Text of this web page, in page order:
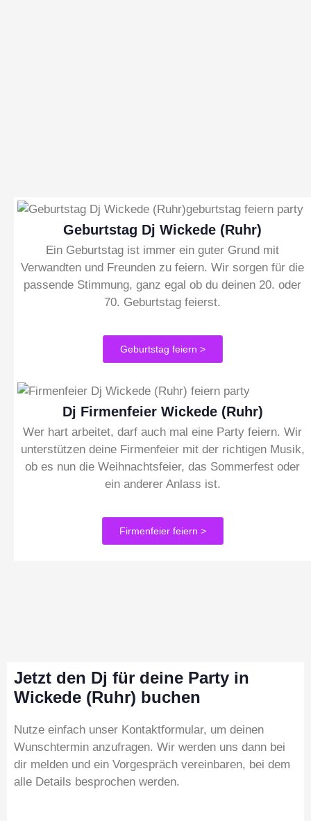
Geburtstag Dj Wickede (Ruhr)
Ein Geburtstag ist immer ein guter Grund mit
Verwandten und Freunden zu feiern. Wir sorgen für die
passende Stimmung, ganz egal ob du deinen 20. oder
70. Geburtstag feierst.
Geburtstag feiern >
Dj Firmenfeier Wickede (Ruhr)
Wer hart arbeitet, darf auch mal eine Party feiern. Wir
unterstützen deine Firmenfeier mit der richtigen Musik,
ob es nun die Weihnachtsfeier, das Sommerfest oder
ein anderer Anlass ist.
Firmenfeier feiern >
Jetzt den Dj für deine Party in
Wickede (Ruhr) buchen
Nutze einfach unser Kontaktformular, um deinen
Wunschtermin anzufragen. Wir werden uns dann bei
dir melden und ein Vorgespräch vereinbaren, bei dem
alle Details besprochen werden.